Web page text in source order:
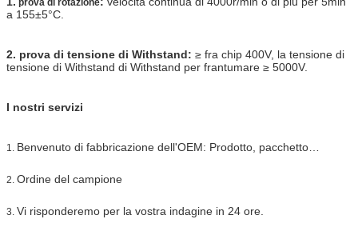
prova di rotazione
a 155±5°C.
2. prova di tensione di Withstand: ≥ fra chip 400V, la tensione di
tensione di Withstand di Withstand per frantumare ≥ 5000V.
I nostri servizi
1. Benvenuto di fabbricazione dell'OEM: Prodotto, pacchetto…
2. Ordine del campione
3. Vi risponderemo per la vostra indagine in 24 ore.